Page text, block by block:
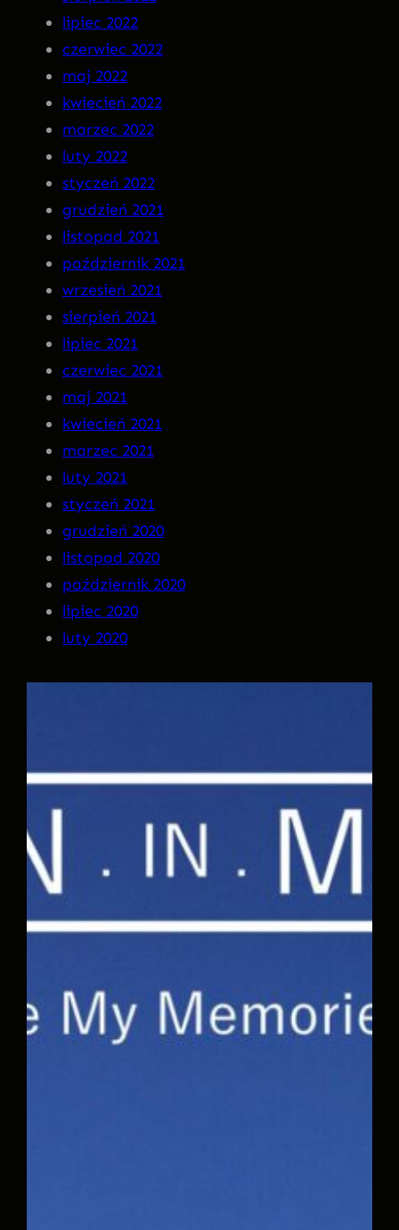
lipiec 2022
czerwiec 2022
maj 2022
kwiecień 2022
marzec 2022
luty 2022
styczeń 2022
grudzień 2021
listopad 2021
październik 2021
wrzesień 2021
sierpień 2021
lipiec 2021
czerwiec 2021
maj 2021
kwiecień 2021
marzec 2021
luty 2021
styczeń 2021
grudzień 2020
listopad 2020
październik 2020
lipiec 2020
luty 2020